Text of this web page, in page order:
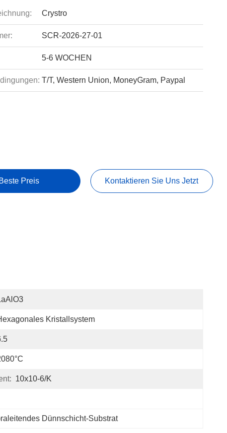
Crystro
SCR-2026-27-01
5-6 WOCHEN
T/T, Western Union, MoneyGram, Paypal
Beste Preis Kontaktieren Sie Uns Jetzt
Kristallsystem
10x10-6/K
Dünnschicht-Substrat